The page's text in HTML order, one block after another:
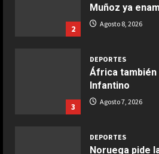
COCINA
Ensalada de
COCINA
aire
2
Muñoz ya
Agosto 8, 2026
3
DEPORTES
África también
Infantino
Agosto 7, 2026
DEPORTES
Noruega pide